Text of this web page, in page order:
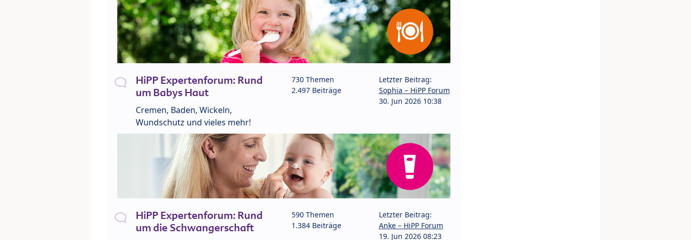
HiPP Expertenforum: Rund
um Babys Haut
Cremen, Baden, Wickeln,
Wundschutz und vieles mehr!
730 Themen
2.497 Beiträge
Letzter Beitrag:
Sophia – HiPP Forum
30. Jun 2026 10:38
HiPP Expertenforum: Rund
um die Schwangerschaft
590 Themen
1.384 Beiträge
Letzter Beitrag:
Anke – HiPP Forum
19. Jun 2026 08:23